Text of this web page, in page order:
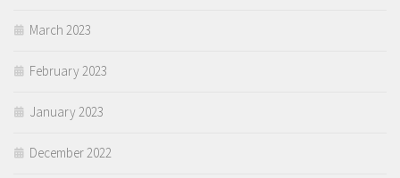
March 2023
February 2023
January 2023
December 2022